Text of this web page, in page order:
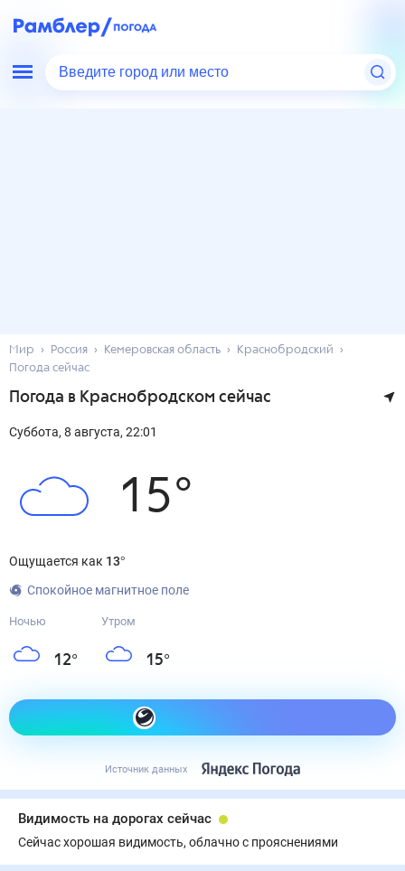
Введите город или место
Мир Россия Кемеровская область
Краснобродский
Погода сейчас
Погода в Краснобродском сейчас
Суббота, 8 августа, 22:01
15°
Ощущается как 13°
Спокойное магнитное поле
Ночью
12°
Утром
15°
Как одеться сегодня
Источник данных
Видимость на дорогах сейчас
Сейчас хорошая видимость, облачно с прояснениями